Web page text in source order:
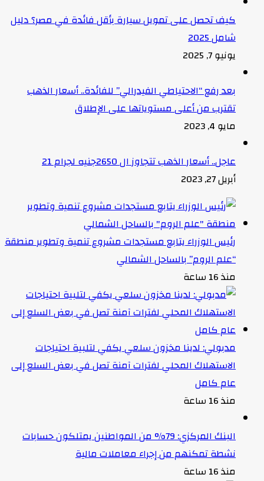
كيف تحصل على تمويل سيارة بأقل فائدة في مصر؟ دليل
شامل 2025
يونيو 7, 2025
بعد رفع “الاحتياطي الفيدرالي” للفائدة.. أسعار الذهب
تقترب من أعلى مستوياتها على الإطلاق
مايو 4, 2023
عاجل.. أسعار الذهب تتجاوز ال 2650جنيه لجرام 21
أبريل 27, 2023
رئيس الوزراء يتابع مستجدات مشروع تنمية وتطوير منطقة
“علم الروم” بالساحل الشمالي
منذ 16 ساعة
مدبولي: لدينا مخزون سلعي يكفي لتلبية احتياجات
الاستهلاك المحلي لفترات آمنة تصل في بعض السلع إلى
عام كامل
منذ 16 ساعة
البنك المركزي: 79% من المواطنين يمتلكون حسابات
نشطة تمكنهم من إجراء معاملات مالية
منذ 16 ساعة